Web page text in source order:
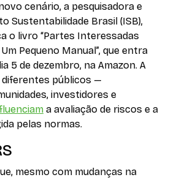
cenário, a pesquisadora e
Sustentabilidade Brasil (ISB),
o livro “Partes Interessadas
Pequeno Manual”, que entra
5 de dezembro, na Amazon. A
públicos —
investidores e
a avaliação de riscos e a
pelas normas.
mesmo com mudanças na